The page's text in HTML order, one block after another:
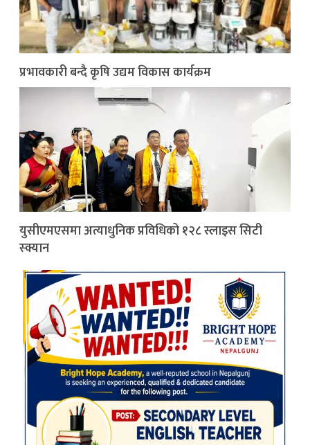
प्रभावकारी बन्दै कृषि उद्यम विकास कार्यक्रम
युसीएमएसमा अत्याधुनिक प्रविधिको १२८ स्लाइस सिटी
स्क्यान